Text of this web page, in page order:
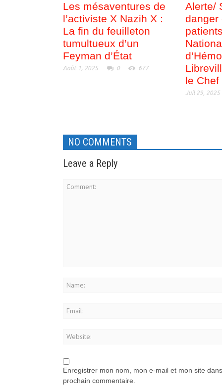
Les mésaventures de
l’activiste X Nazih X :
La fin du feuilleton
tumultueux d’un
Feyman d’État
Août 1, 2025 0 677
Alerte/
danger
le Chef
Juil 29, 2025
NO COMMENTS
Leave a Reply
Enregistrer mon nom, mon e-mail et mon site
prochain commentaire.